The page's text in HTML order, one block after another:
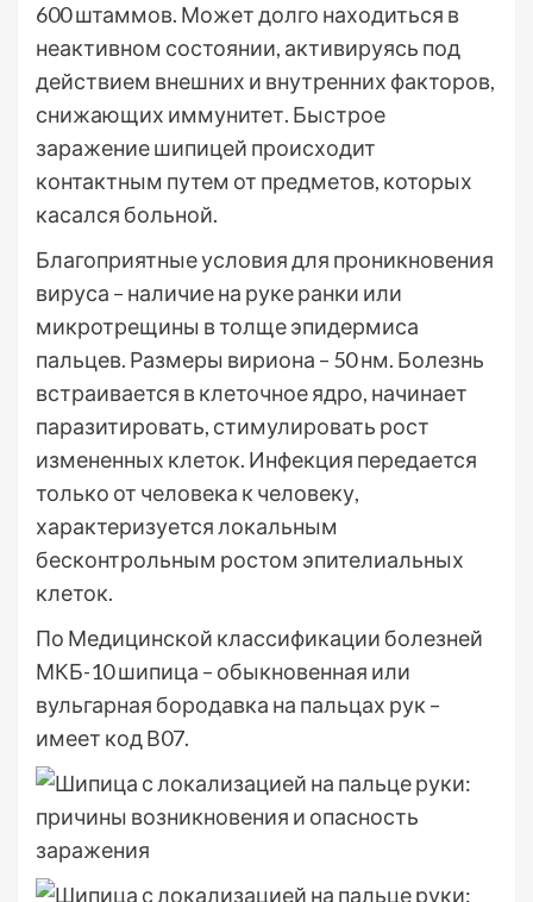
600 штаммов. Может долго находиться в
неактивном состоянии, активируясь под
действием внешних и внутренних факторов,
снижающих иммунитет. Быстрое
заражение шипицей происходит
контактным путем от предметов, которых
касался больной.
Благоприятные условия для проникновения
вируса – наличие на руке ранки или
микротрещины в толще эпидермиса
пальцев. Размеры вириона – 50 нм. Болезнь
встраивается в клеточное ядро, начинает
паразитировать, стимулировать рост
измененных клеток. Инфекция передается
только от человека к человеку,
характеризуется локальным
бесконтрольным ростом эпителиальных
клеток.
По Медицинской классификации болезней
МКБ-10 шипица – обыкновенная или
вульгарная бородавка на пальцах рук –
имеет код В07.